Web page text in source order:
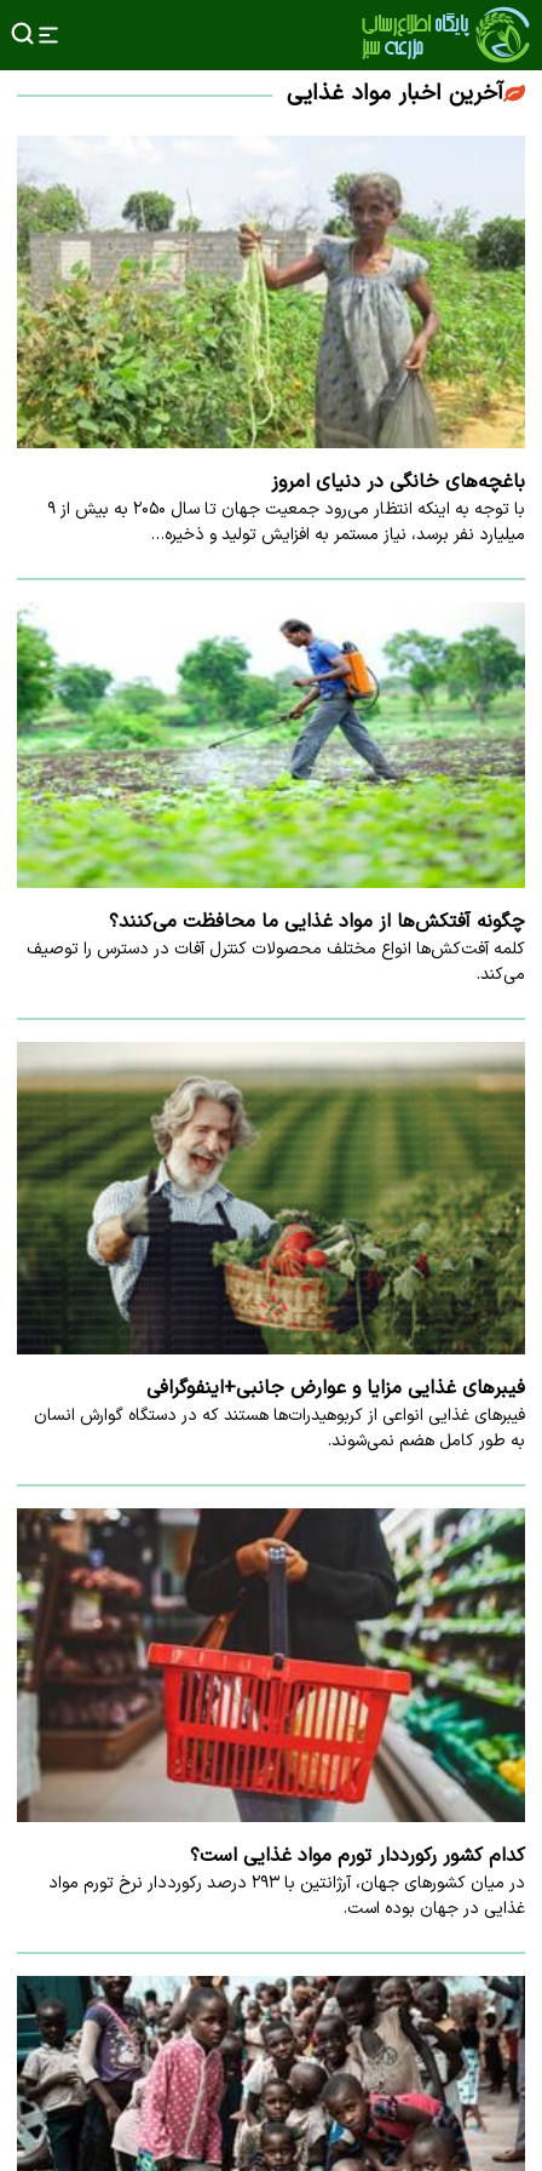
آخرین اخبار مواد غذایی
باغچه‌های خانگی در دنیای امروز
با توجه به اینکه انتظار می‌رود جمعیت جهان تا سال ۲۰۵۰ به بیش از ۹
میلیارد نفر برسد، نیاز مستمر به افزایش تولید و ذخیره…
چگونه آفتکش‌ها از مواد غذایی ما محافظت می‌کنند؟
کلمه آفت‌کش‌ها انواع مختلف محصولات کنترل آفات در دسترس را توصیف
می‌کند.
فیبرهای غذایی مزایا و عوارض جانبی+اینفوگرافی
​فیبرهای غذایی انواعی از کربوهیدرات‌ها هستند که در دستگاه گوارش انسان
به طور کامل هضم نمی‌شوند.
کدام کشور رکورددار تورم مواد غذایی است؟
در میان کشورهای جهان، آرژانتین با ۲۹۳ درصد رکورددار نرخ تورم مواد
غذایی در جهان بوده است.